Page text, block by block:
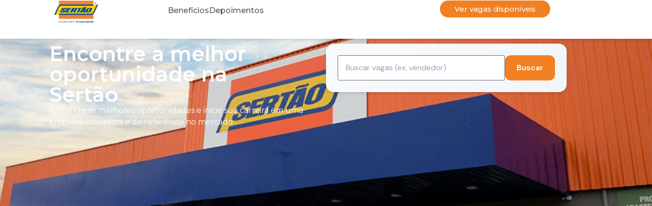
BenefíciosDepoimentos Ver vagas disponíveis
Encontre a melhor
oportunidade na
Sertão
Encontre as melhores oportunidades e inicie sua carreira em uma
empresa inovadora e de referência no mercado
Buscar